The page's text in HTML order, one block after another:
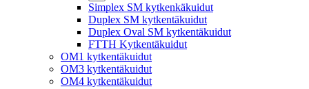
Simplex SM kytkenkäkuidut
Duplex SM kytkentäkuidut
Duplex Oval SM kytkentäkuidut
FTTH Kytkentäkuidut
OM1 kytkentäkuidut
OM3 kytkentäkuidut
OM4 kytkentäkuidut